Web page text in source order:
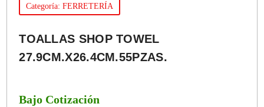
Categoría: FERRETERÍA
TOALLAS SHOP TOWEL
27.9CM.X26.4CM.55PZAS.
Bajo Cotización